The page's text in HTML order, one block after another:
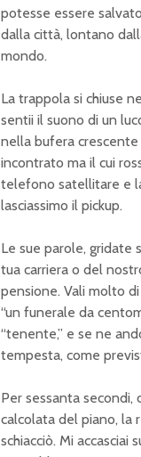
potesse essere
dalla città, lontano
mondo.
La trappola si chiuse
sentii il suono di un
nella bufera crescente
incontrato ma il cui
telefono satellitare e
lasciassimo il pickup.
Le sue parole, gridate
tua carriera o del
pensione. Vali molto
“un funerale da
“tenente,” e se ne
tempesta, come
Per sessanta
calcolata del piano, la
schiacciò. Mi accasciai